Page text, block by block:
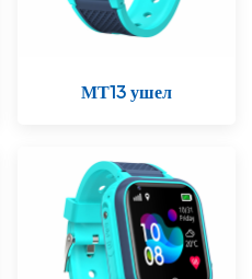
МТ13 ушел